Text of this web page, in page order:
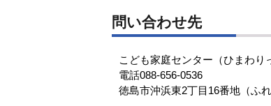
問い合わせ先
こども家庭センター（ひまわ
電話088-656-0536
徳島市沖浜東2丁目16番地（ふ